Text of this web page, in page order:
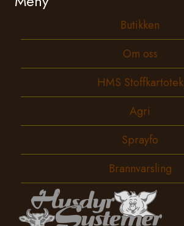
Butikken
Om oss
HMS Stoffkartotek
Agri
Sprayfo
Brannvarsling